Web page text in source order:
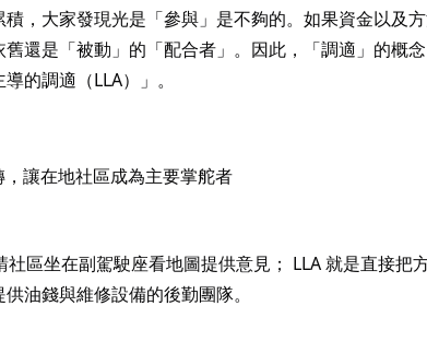
，大家發現光是「參與」是不夠的。如果資金以及
還是「被動」的「配合者」。因此，「調適」的概
的調適（LLA）」。
，讓在地社區成為主要掌舵者
社區坐在副駕駛座看地圖提供意見； LLA 就是直接把
油錢與維修設備的後勤團隊。